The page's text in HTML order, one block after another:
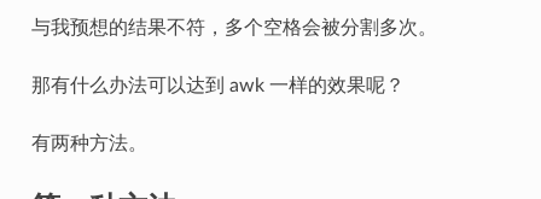
与我预想的结果不符，多个空格会被分割多次。
那有什么办法可以达到 awk 一样的效果呢？
有两种方法。